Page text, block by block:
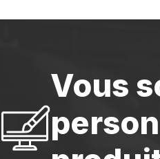
Vous